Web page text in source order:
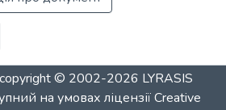
copyright © 2002-2026 LYRASIS
на умовах ліцензіїCreative